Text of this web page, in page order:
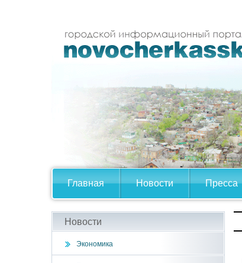
Главная Новости Пресса
Новости
Экономика